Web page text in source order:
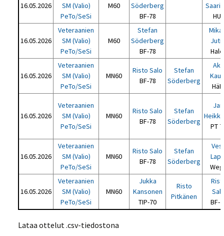
16.05.2026
SM (Valio)
PeTo/SeSi
M60
Söderberg
BF-78
HUT
16.05.2026
Veteraanien
SM (Valio)
PeTo/SeSi
M60
Stefan
Söderberg
BF-78
16.05.2026
Veteraanien
SM (Valio)
PeTo/SeSi
MN60
Risto Salo
BF-78
Stefan
Söderberg
Aku
16.05.2026
Veteraanien
SM (Valio)
PeTo/SeSi
MN60
Risto Salo
BF-78
Stefan
Söderberg
Jari
PT
16.05.2026
Veteraanien
SM (Valio)
PeTo/SeSi
MN60
Risto Salo
BF-78
Stefan
Söderberg
16.05.2026
Veteraanien
SM (Valio)
PeTo/SeSi
MN60
Jukka
Kansonen
TIP-70
Risto
Pitkänen
BF-
Lataa ottelut .csv-tiedostona